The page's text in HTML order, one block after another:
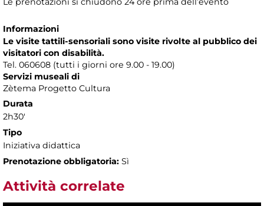
Informazioni
Le visite tattili-sensoriali sono visite rivolte al pubblico dei
visitatori con disabilità.
Tel. 060608 (tutti i giorni ore 9.00 - 19.00)
Servizi museali di
Zètema Progetto Cultura
Durata
2h30'
Tipo
Iniziativa didattica
Prenotazione obbligatoria: Sì
Attività correlate